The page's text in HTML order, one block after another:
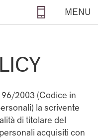
MENU
2003 (Codice in
la scrivente
di titolare del
acquisiti con